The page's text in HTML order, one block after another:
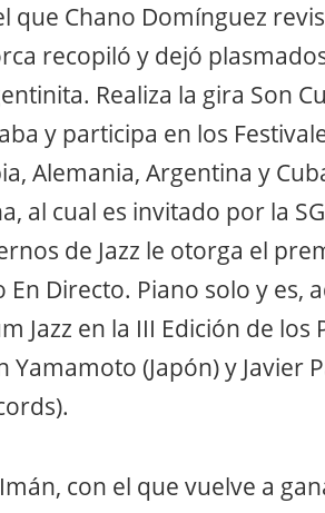
Chano Domínguez
recopiló y dejó
Realiza la gira Son
y participa en los
Alemania, Argentina y
al cual es invitado por la
de Jazz le otorga el
Directo. Piano solo y es,
Jazz en la III Edición de los
Yamamoto (Japón) y Javier
con el que vuelve a